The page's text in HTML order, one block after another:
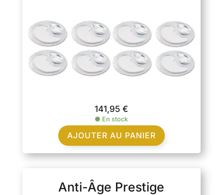
141,95€
● En stock
AJOUTER AU PANIER
Anti-Âge Prestige